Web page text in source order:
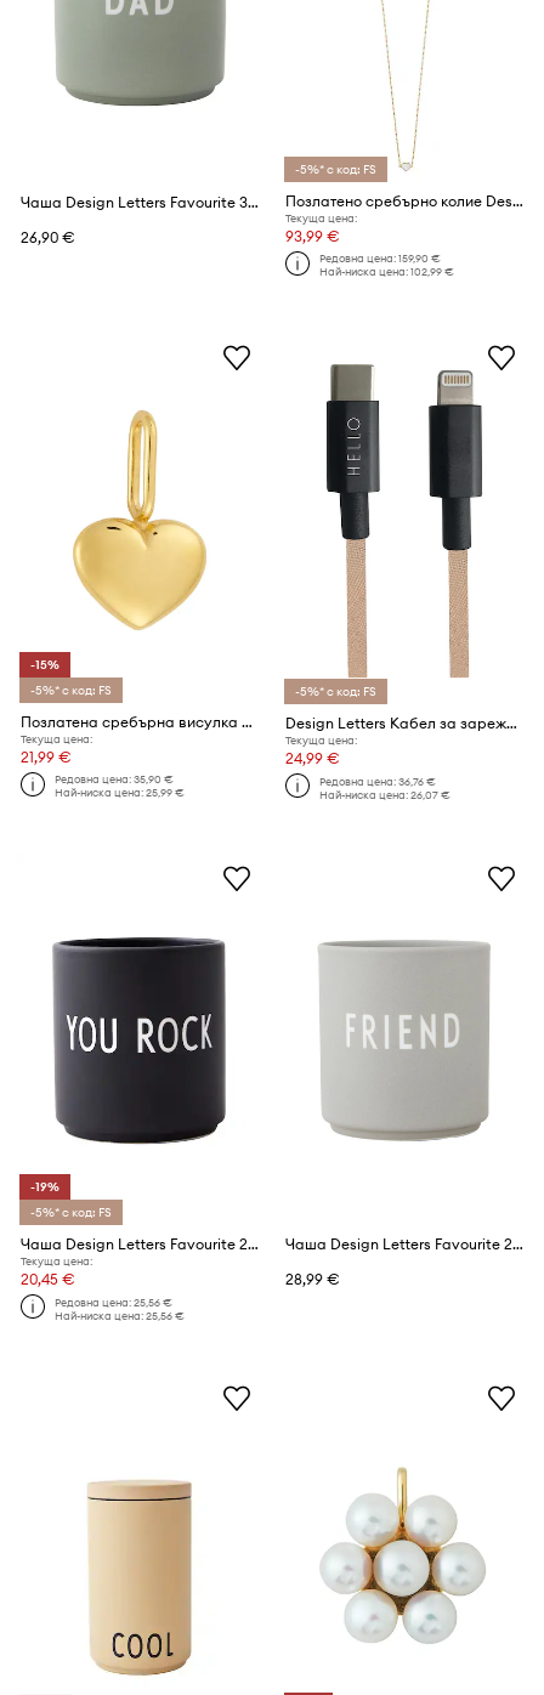
Чаша Design Letters Favourite 300 ml
26,90 €
-5%* с код: FS
Позлатено сребърно колие Design Letters
Текуща цена:
93,99 €
Редовна цена:159,90 €
Най-ниска цена:102,99 €
-15%
-5%* с код: FS
Позлатена сребърна висулка Design Letters
Текуща цена:
21,99 €
Редовна цена:35,90 €
Най-ниска цена:25,99 €
-5%* с код: FS
Design Letters Кабел за зареждане USB-C Lightning 1 m
Текуща цена:
24,99 €
Редовна цена:36,76 €
Най-ниска цена:26,07 €
-19%
-5%* с код: FS
Чаша Design Letters Favourite 250 ml
Текуща цена:
20,45 €
Редовна цена:25,56 €
Най-ниска цена:25,56 €
Чаша Design Letters Favourite 250 ml
28,99 €